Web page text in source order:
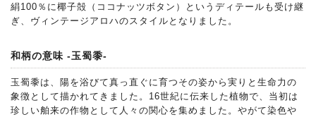
絹100％に椰子殻（ココナッツボタン）というディテールも受け継
ぎ、ヴィンテージアロハのスタイルとなりました。
和柄の意味 -玉蜀黍-
玉蜀黍は、陽を浴びて真っ直ぐに育つその姿から実りと生命力の
象徴として描かれてきました。16世紀に伝来した植物で、当初は
珍しい舶来の作物として人々の関心を集めました。やがて染色や